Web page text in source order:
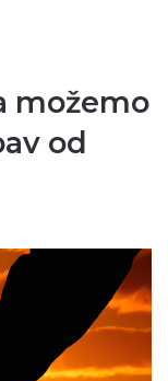
možemo
od